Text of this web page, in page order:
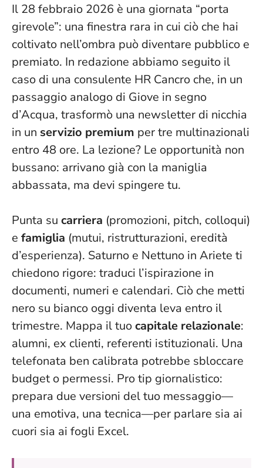
Il 28 febbraio 2026 è una giornata “porta
girevole”: una finestra rara in cui ciò che hai
coltivato nell’ombra può diventare pubblico e
premiato. In redazione abbiamo seguito il
caso di una consulente HR Cancro che, in un
passaggio analogo di Giove in segno
d’Acqua, trasformò una newsletter di nicchia
in un servizio premium per tre multinazionali
entro 48 ore. La lezione? Le opportunità non
bussano: arrivano già con la maniglia
abbassata, ma devi spingere tu.
Punta su carriera (promozioni, pitch, colloqui)
e famiglia (mutui, ristrutturazioni, eredità
d’esperienza). Saturno e Nettuno in Ariete ti
chiedono rigore: traduci l’ispirazione in
documenti, numeri e calendari. Ciò che metti
nero su bianco oggi diventa leva entro il
trimestre. Mappa il tuocapitale relazionale:
alumni, ex clienti, referenti istituzionali. Una
telefonata ben calibrata potrebbe sbloccare
budget o permessi. Pro tip giornalistico:
prepara due versioni del tuo messaggio—
una emotiva, una tecnica—per parlare sia ai
cuori sia ai fogli Excel.